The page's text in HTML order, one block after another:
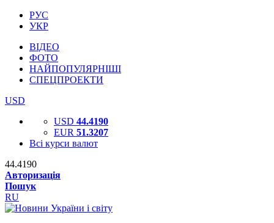
РУС
УКР
ВІДЕО
ФОТО
НАЙПОПУЛЯРНІШІ
СПЕЦПРОЕКТИ
USD
USD 44.4190
EUR 51.3207
Всі курси валют
44.4190
Авторизація
Пошук
RU